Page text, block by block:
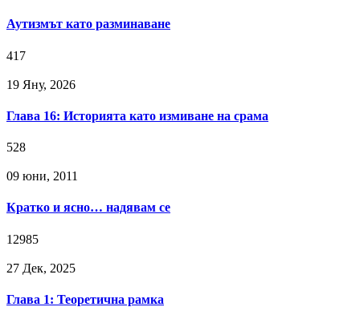
Аутизмът като разминаване
417
19 Яну, 2026
Глава 16: Историята като измиване на срама
528
09 юни, 2011
Кратко и ясно… надявам се
12985
27 Дек, 2025
Глава 1: Теоретична рамка